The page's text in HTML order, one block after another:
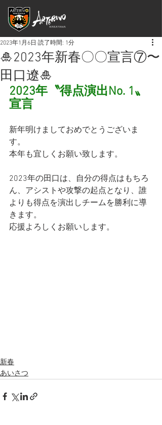
🎍2023年新春〇〇宣言⑦〜
田口遼🎍
2023年1月6日 読了時間: 1分
2023年〝得点演出No. 1〟
宣言
新年明けましておめでとうございま
す。
本年も宜しくお願い致します。
2023年の田口は、自分の得点はもちろ
ん、アシストや攻撃の起点となり、誰
よりも得点を演出しチームを勝利に導
きます。
応援よろしくお願いします。
新春
あいさつ